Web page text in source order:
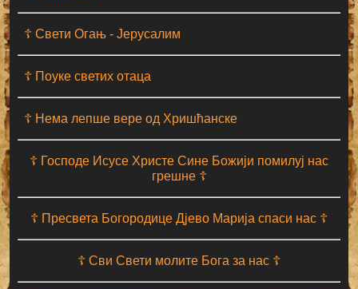
☦ Свети Огањ - Јерусалим
☦ Поуке светих отаца
☦ Нема лепше вере од Хришћанске
☦ Господе Исусе Христе Сине Божији помилуј нас
грешне ☦
☦ Пресвета Богородице Дјево Марија спаси нас ☦
☦ Сви Свети молите Бога за нас ☦